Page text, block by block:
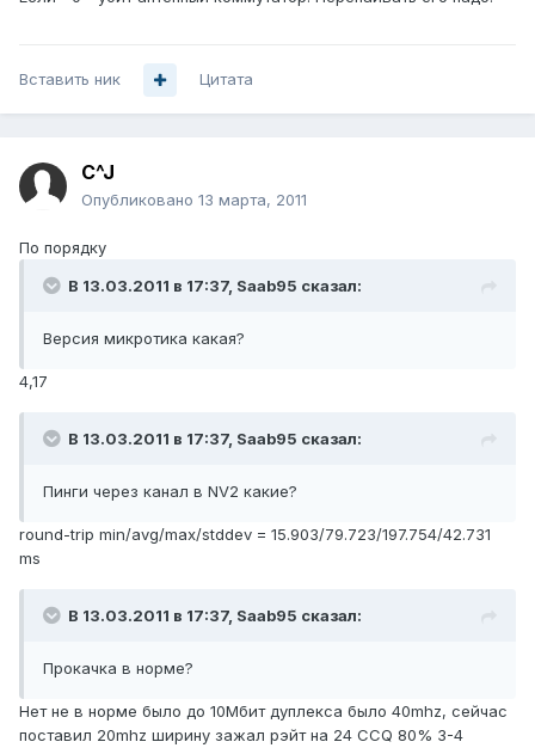
Вставить ник Цитата
C^J
Опубликовано 13 марта, 2011
По порядку
В 13.03.2011 в 17:37, Saab95 сказал:
Версия микротика какая?
4,17
В 13.03.2011 в 17:37, Saab95 сказал:
Пинги через канал в NV2 какие?
round-trip min/avg/max/stddev = 15.903/79.723/197.754/42.731
ms
В 13.03.2011 в 17:37, Saab95 сказал:
Прокачка в норме?
Нет не в норме было до 10Мбит дуплекса было 40mhz, сейчас
поставил 20mhz ширину зажал рэйт на 24 CCQ 80% 3-4